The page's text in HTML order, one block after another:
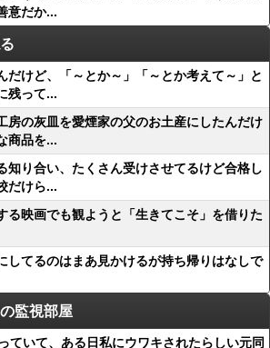
意だか...
だけど、「～とか～」「～とか考えて～」と
残って...
房の灰皿を愛煙家の父のお土産にしたんだけ
商品を...
知り合い、たくさん受けさせてるけど合格し
だけら...
る映画でも観ようと「生きてこそ」を借りた
してるのはまあ見かけるが持ち帰りはなしで
監視部屋
ていて、ある日私にウワキされたらしい元同